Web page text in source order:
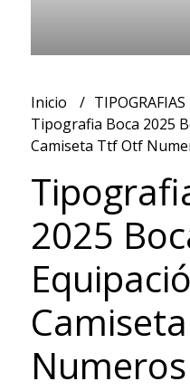
Inicio
TIPOGRAFIAS
Tipografia Boca 2025
Camiseta Ttf Otf
2025